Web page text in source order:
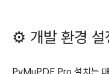
⚙️ 개발 환경 설